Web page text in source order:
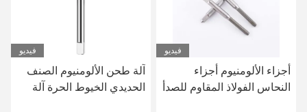
فيديو
آلة طحن الألومنيوم الصنف
الحديدي الخيوط الحرة آلة
فيديو
طلاء الخيوط المزروعة من
أجل آلة تشكيل الألومنيوم